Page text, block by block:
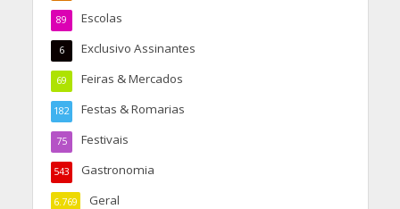
Escolas
89
Exclusivo Assinantes
6
Feiras & Mercados
69
Festas & Romarias
182
Festivais
75
Gastronomia
543
Geral
6.769